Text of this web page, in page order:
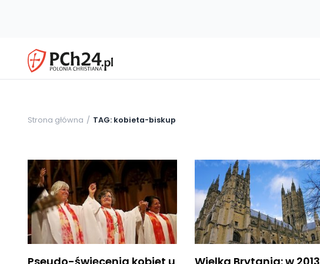
Strona główna TAG: kobieta-biskup